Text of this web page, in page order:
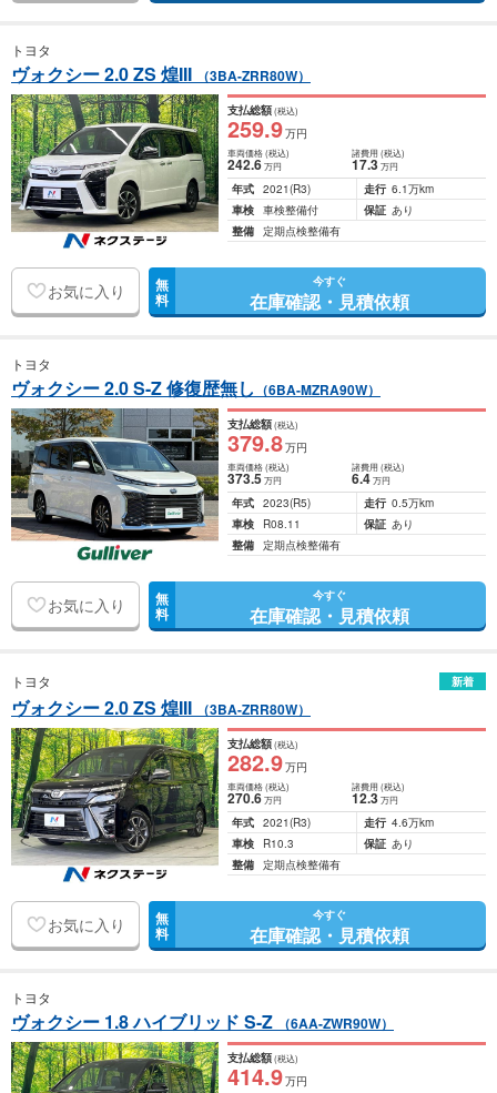
トヨタ
ヴォクシー 2.0 ZS 煌III （3BA-ZRR80W）
支払総額(税込)
259.9万円
車両価格(税込)
242.6万円
諸費用 (税込)
17.3 万円
年式 2021(R3) 走行 6.1万km
車検 車検整備付 保証 あり
整備 定期点検整備有
お気に入り 無
料
今すぐ
在庫確認・見積依頼
トヨタ
ヴォクシー 2.0 S-Z 修復歴無し （6BA-MZRA90W）
支払総額(税込)
379.8万円
車両価格(税込)
373.5万円
諸費用 (税込)
6.4 万円
年式 2023(R5) 走行 0.5万km
車検
R08.11 保証 あり
整備 定期点検整備有
お気に入り 無
料
今すぐ
在庫確認・見積依頼
トヨタ 新着
ヴォクシー 2.0 ZS 煌III （3BA-ZRR80W）
支払総額(税込)
282.9万円
車両価格(税込)
270.6万円
諸費用 (税込)
12.3 万円
年式 2021(R3) 走行 4.6万km
車検
R10.3 保証 あり
整備 定期点検整備有
お気に入り 無
料
今すぐ
在庫確認・見積依頼
トヨタ
ヴォクシー 1.8 ハイブリッド S-Z （6AA-ZWR90W）
支払総額(税込)
414.9万円